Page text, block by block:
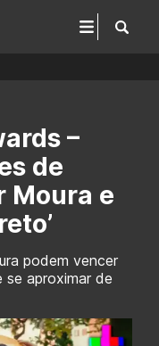
–
de
Moura e
podem vencer
aproximar de